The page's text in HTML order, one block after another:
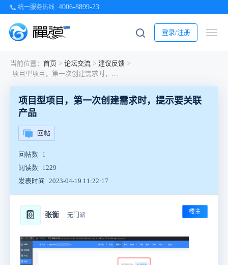
统一服务热线 4006-8899-23
登录/注册
当前位置： 首页 > 论坛交流 > 建议反馈 >
项目型项目，第一次创建需求时，提示要关联产品
项目型项目，第一次创建需求时，提示要关联
产品
回帖
回帖数 1
阅读数 1229
发表时间
2023-04-19 11:22:17
📔 张衡 无门派 楼主